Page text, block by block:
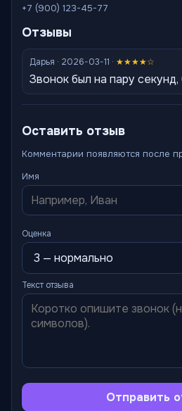
+7 (900) 123-45-77
Отзывы
Дарья · 2026-03-11 · ★★★★☆
Звонок был на пару
Оставить отзыв
Комментарии появляются после
Имя
Оценка
Текст отзыва
Отправить